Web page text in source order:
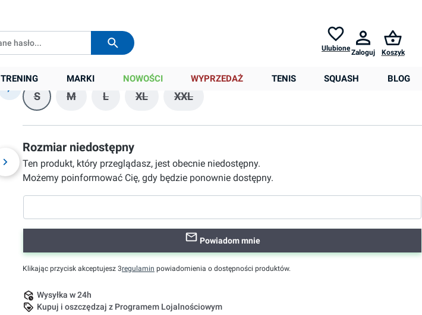
UlubioneZaloguj Koszyk
TRENING MARKI NOWOŚCI WYPRZEDAŻ TENIS SQUASH BLOG
Cena sugerowana:255,00 zł
Najniższa cena z 30 dni przed obniżką:
S(Ta opcja jest obecnie niedostępna.)
M(Ta opcja jest obecnie niedostępna.)
L(Ta opcja jest obecnie niedostępna.)
XL(Ta opcja jest obecnie niedostępna.)
XXL(Ta opcja jest obecnie niedostępna.)
Rozmiar niedostępny
Ten produkt, który przeglądasz, jest obecnie niedostępny.
Możemy poinformować Cię, gdy będzie ponownie dostępny.
Powiadom mnie
Klikając przycisk akceptujesz 3regulamin powiadomienia o dostępności produktów.
Wysyłka w 24h
Kupuj i oszczędzaj z Programem Lojalnościowym